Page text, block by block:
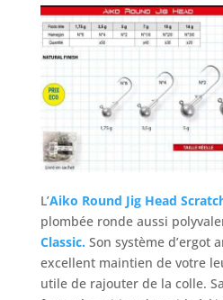
L’Aiko Round Jig Head
plombée ronde aussi
Classic. Son système d’ergot
excellent maintien de votre
utile de rajouter de la colle.